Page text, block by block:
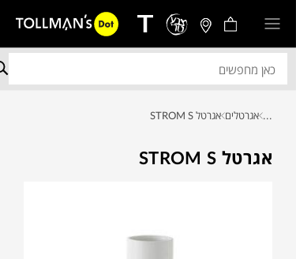
... אגרטלים אגרטל STROM S
אגרטל STROM S